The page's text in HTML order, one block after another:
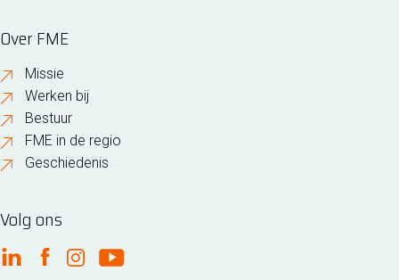
Over FME
Missie
Werken bij
Bestuur
FME in de regio
Geschiedenis
Volg ons
FME Linkedin
FME Facebook
FME Instagram
FME Youtube